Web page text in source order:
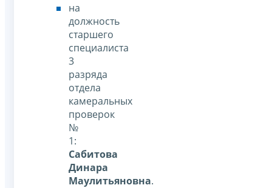
на
должность
старшего
специалиста
3
разряда
отдела
камеральных
проверок
№
1:
Сабитова
Динара
Маулитьяновна.